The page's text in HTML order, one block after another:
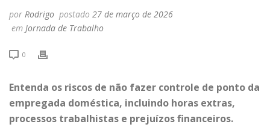
por Rodrigo postado 27 de março de 2026
em Jornada de Trabalho
0
Entenda os riscos de não fazer controle de ponto da
empregada doméstica, incluindo horas extras,
processos trabalhistas e prejuízos financeiros.